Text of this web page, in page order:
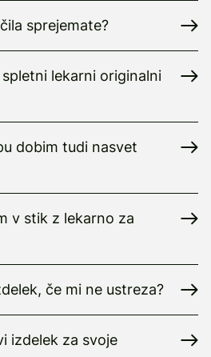
sprejemate?
lekarni originalni
dobim tudi nasvet
v stik z lekarno za
če mi ne ustreza?
izdelek za svoje